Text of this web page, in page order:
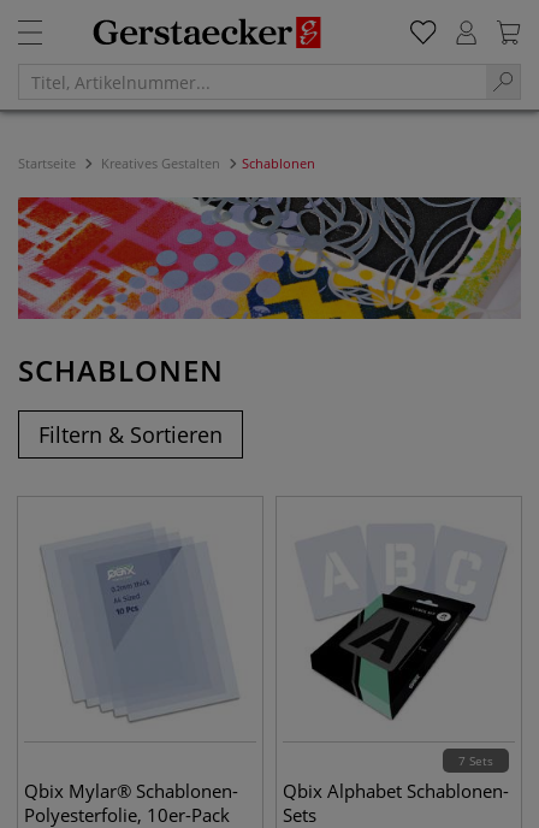
Startseite Kreatives Gestalten Schablonen
SCHABLONEN
Filtern & Sortieren
Qbix Mylar® Schablonen-
Polyesterfolie, 10er-Pack
7 Sets
Qbix Alphabet Schablonen-
Sets